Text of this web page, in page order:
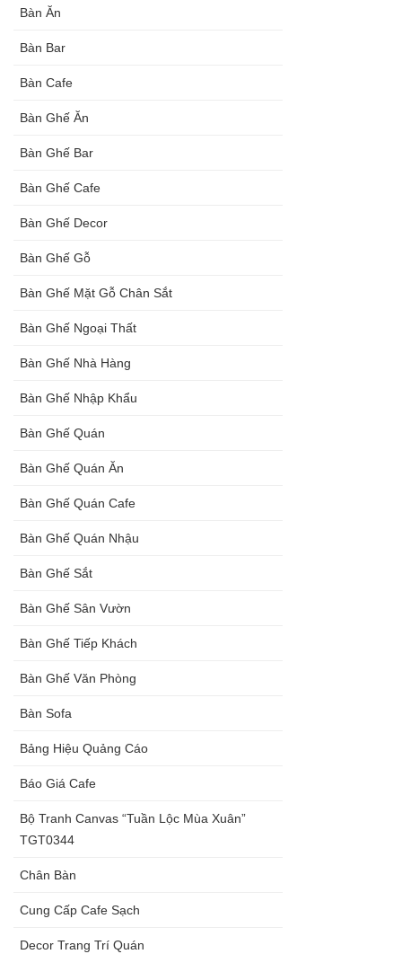
Bàn Ăn
Bàn Bar
Bàn Cafe
Bàn Ghế Ăn
Bàn Ghế Bar
Bàn Ghế Cafe
Bàn Ghế Decor
Bàn Ghế Gỗ
Bàn Ghế Mặt Gỗ Chân Sắt
Bàn Ghế Ngoại Thất
Bàn Ghế Nhà Hàng
Bàn Ghế Nhập Khẩu
Bàn Ghế Quán
Bàn Ghế Quán Ăn
Bàn Ghế Quán Cafe
Bàn Ghế Quán Nhậu
Bàn Ghế Sắt
Bàn Ghế Sân Vườn
Bàn Ghế Tiếp Khách
Bàn Ghế Văn Phòng
Bàn Sofa
Bảng Hiệu Quảng Cáo
Báo Giá Cafe
Bộ Tranh Canvas “Tuần Lộc Mùa Xuân”
TGT0344
Chân Bàn
Cung Cấp Cafe Sạch
Decor Trang Trí Quán